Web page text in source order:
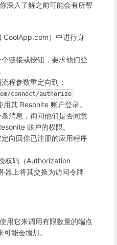
深入了解之前可能会有所帮
CoolApp.com）中进行身
链接或按钮，要求他们登
程参数重定向到：
connect/authorize
其 Resonite 账户登录。
消息，询问他们是否同意
账户的权限。
向回你已注册的应用程序
权码（Authorization
器上将其交换为访问令牌
用它来调用有限数量的端点
能会增加。